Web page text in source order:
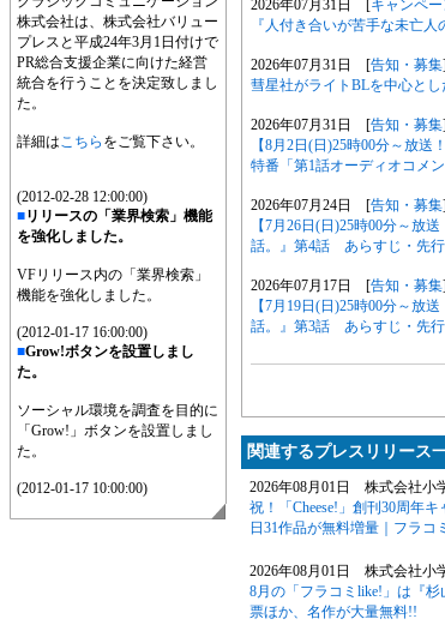
株式会社は、株式会社バリュー
プレスと平成24年3月1日付けで
PR総合支援企業に向けた経営
統合を行うことを決定致しまし
た。
詳細はこちら をご覧下さい。
(2012-02-28 12:00:00)
■リリースの「業界検索」機能
を強化しました。
VFリリース内の「業界検索」
機能を強化しました。
(2012-01-17 16:00:00)
■Grow!ボタンを設置しまし
た。
ソーシャル環境を調査を目的に
「Grow!」ボタンを設置しまし
た。
(2012-01-17 10:00:00)
2026年07月31日 [キャンペー
『人付き合いが苦手な未亡
2026年07月31日 [告知・募集]
彗星社がライトBLを中心と
2026年07月31日 [告知・募集
【8月2日(日)25時00分～放
特番「第1話オーディオコメ
2026年07月24日 [告知・募集
【7月26日(日)25時00分～放
話。』第4話 あらすじ・先行
2026年07月17日 [告知・募集
【7月19日(日)25時00分～放
話。』第3話 あらすじ・先行
関連するプレスリリース
2026年08月01日 株式会社
祝！「Cheese!」創刊30周年
日31作品が無料増量｜フラコ
2026年08月01日 株式会社
8月の「フラコミlike!」は『
票ほか、名作が大量無料!!